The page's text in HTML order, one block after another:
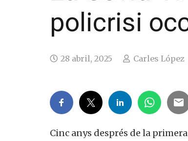
policrisi
28 abril, 2025 Carles López
Cinc anys després de la